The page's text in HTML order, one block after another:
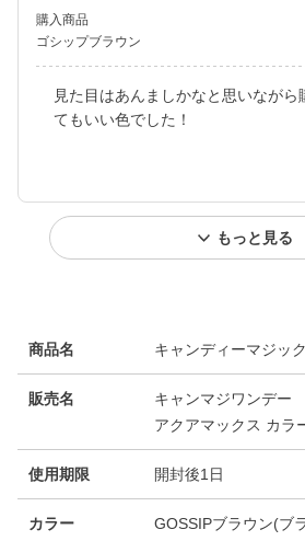
購入商品
ゴシップブラウン
見た目はあんましかなと思いながら
てもいい色でした！
もっと見る
商品名 キャンディーマジッ
販売名
キャンマジワンデー
アクアマックス カラ
使用期限 開封後1日
カラー GOSSIPブラウン(ブ